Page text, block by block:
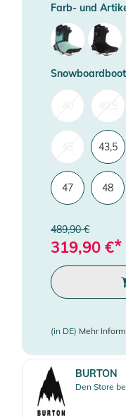
Farb- und
43,5
47 48
489,90 €
319,90 €*
(in DE) Mehr
BURTON
Den Store